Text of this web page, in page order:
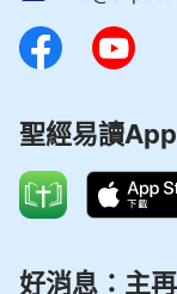
邪說謬論，從心
憑神的話活著
明白了，我臨到
但的苦害啊，神
聖經易讀App
好消息：主